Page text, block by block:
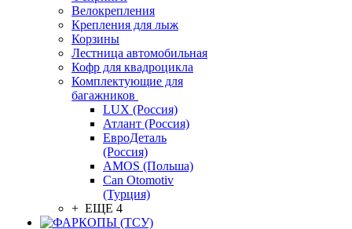
Велокрепления
Крепления для лыж
Корзины
Лестница автомобильная
Кофр для квадроцикла
Комплектующие для
багажников
LUX (Россия)
Атлант (Россия)
ЕвроДеталь
(Россия)
AMOS (Польша)
Can Otomotiv
(Турция)
+ ЕЩЕ 4